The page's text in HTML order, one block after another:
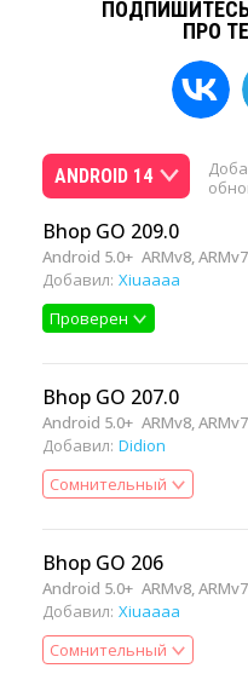
ПРО
ANDROID 14
Bhop GO 209.0
Android 5.0+ ARMv8, ARMv7
Добавил: Xiuaaaa
Проверен
Bhop GO 207.0
Android 5.0+ ARMv8, ARMv7
Добавил: Didion
Сомнительный
Bhop GO 206
Android 5.0+ ARMv8, ARMv7
Добавил: Xiuaaaa
Сомнительный